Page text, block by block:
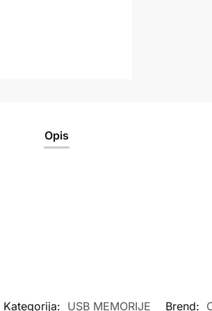
Opis
Kategorija: USB MEMORIJE Brend: